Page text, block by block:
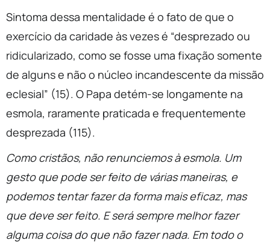
Sintoma dessa mentalidade é o fato de que o
exercício da caridade às vezes é “desprezado ou
ridicularizado, como se fosse uma fixação somente
de alguns e não o núcleo incandescente da missão
eclesial” (15). O Papa detém-se longamente na
esmola, raramente praticada e frequentemente
desprezada (115).
Como cristãos, não renunciemos à esmola. Um
gesto que pode ser feito de várias maneiras, e
podemos tentar fazer da forma mais eficaz, mas
que deve ser feito. E será sempre melhor fazer
alguma coisa do que não fazer nada. Em todo o